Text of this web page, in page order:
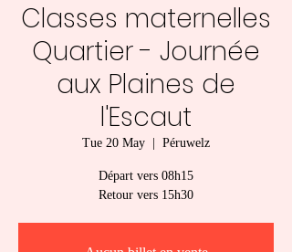
Classes maternelles
Quartier - Journée
aux Plaines de
l'Escaut
Tue 20 May Péruwelz
Départ vers 08h15
Retour vers 15h30